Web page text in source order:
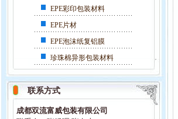
EPE彩印包装材料
EPE片材
EPE泡沫纸复铝膜
珍珠棉异形包装材料
联系方式
成都双流富威包装有限公司